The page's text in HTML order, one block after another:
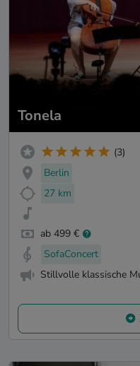
Tonela
(3)
Berlin
27 km
ab 499 €
SofaConcert
Stillvolle klassische